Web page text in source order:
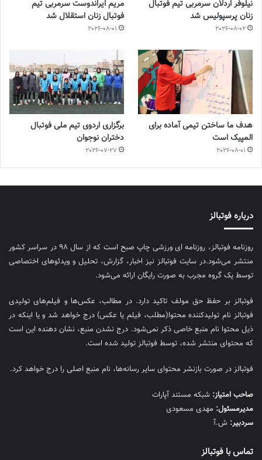
نیلوفر اردلان سرمربی تیم فوتبال
زنان پرسپولیس شد
2026-08-02
مریم ایراندوست سرمربی تیم
فوتبال زنان استقلال شد
2026-08-01
هدف ما ساختن تیمی آماده برای
المپیک است
2026-08-01
برگزاری اردوی تیم ملی فوتبال
دختران نوجوان
2026-07-27
درباره فوتبالز
روزنامه فوتبالز، روزنامه ای ورزشی چاپ صبح است که از سال ۹۸ در سراسر کشور
منتشر می‌شود.در سایت فوتبالز نیز اخبار، گزارش، تحلیل و ویدئوهای اختصاصی
توسط یک گروه مجرب به صورت رایگان ارائه می‌شود.
فوتبالز بر حفظ حق مولف تاکید دارد. در مطالب، عکس‌ها و فیلم‌های تولیدی
فوتبالز نام تولیدکننده محتوا(مطلب، فیلم یا عکس) درج خواهد شد و یا اینکه در
ذیل محتوا نام منبع خاصی ذکر نمی‌‎شود. درج نشدن منبع، نشان دهنده این است
که محتوای منتشر شده، توسط فوتبالز تولید شده است.
فوتبالز در صورت بازنشر محتوای سایر رسانه‌ها، نام منبع اصلی را درج خواهد کرد.
صاحب امتیاز: شبکه مستند آپارات
مديرمسئول: مهدی مسعودی
سردبیر: ش.آ
تماس با فوتبالز